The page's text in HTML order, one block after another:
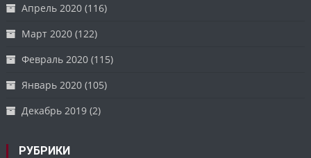
Апрель 2020 (116)
Март 2020 (122)
Февраль 2020 (115)
Январь 2020 (105)
Декабрь 2019 (2)
РУБРИКИ